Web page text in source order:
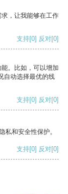
，让我能够在工作
支持[0] 反对[0]
。比如，可以增加
自动选择最优的线
支持[0] 反对[0]
私和安全性保护。
支持[0] 反对[0]